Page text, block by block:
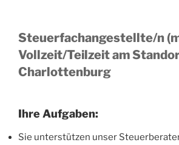
Steuerfachangestellte/n
Vollzeit/Teilzeit am
Charlottenburg
Ihre Aufgaben:
Sie unterstützen unser